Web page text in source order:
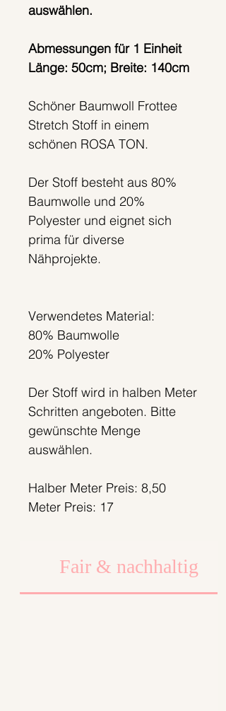
auswählen.
Abmessungen für 1 Einheit
Länge: 50cm; Breite: 140cm
Schöner Baumwoll Frottee
Stretch Stoff in einem
schönen ROSA TON.
Der Stoff besteht aus 80%
Baumwolle und 20%
Polyester und eignet sich
prima für diverse
Nähprojekte.
Verwendetes Material:
80% Baumwolle
20% Polyester
Der Stoff wird in halben Meter
Schritten angeboten. Bitte
gewünschte Menge
auswählen.
Halber Meter Preis: 8,50
Meter Preis: 17
Fair & nachhaltig